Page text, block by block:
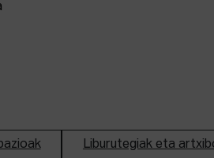
Liburutegiak eta